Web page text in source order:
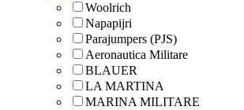
Woolrich
Napapijri
Parajumpers (PJS)
Aeronautica Militare
BLAUER
LA MARTINA
MARINA MILITARE